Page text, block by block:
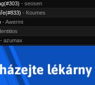
- seosen
- Koumes
- Awermi
- azumax